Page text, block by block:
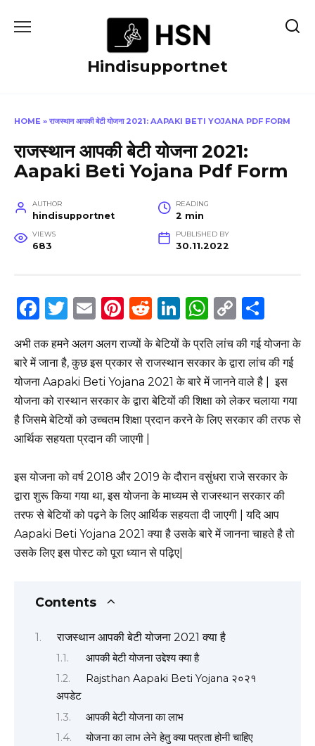
Hindisupportnet
HOME » राजस्थान आपकी बेटी योजना 2021: AAPAKI BETI YOJANA PDF FORM
राजस्थान आपकी बेटी योजना 2021:
Aapaki Beti Yojana Pdf Form
AUTHOR
hindisupportnet
READING
2 min
VIEWS
683
PUBLISHED BY
30.11.2022
F
c
e
b
o
o
T
it
te
r
E
ai
l
Pi
n
te
re
st
R
e
d
di
t
Li
n
k
e
dI
n
W
a
ts
A
p
C
p
y
Li
n
h
ar
e
अभी तक हमने अलग अलग राज्यों के बेटियों के प्रति लांच की गई योजना के
बारे में जाना है, कुछ इस प्रकार से राजस्थान सरकार के द्वारा लांच की गई
योजना Aapaki Beti Yojana 2021 के बारे में जानने वाले है | इस
योजना को रास्थान सरकार के द्वारा बेटियों की शिक्षा को लेकर चलाया गया
है जिसमे बेटियों को उच्चतम शिक्षा प्रदान करने के लिए सरकार की तरफ से
आर्थिक सहयता प्रदान की जाएगी |
इस योजना को वर्ष 2018 और 2019 के दौरान वसुंधरा राजे सरकार के
द्वारा शुरू किया गया था, इस योजना के माध्यम से राजस्थान सरकार की
तरफ से बेटियों को पढ़ने के लिए आर्थिक सहयता दी जाएगी | यदि आप
Aapaki Beti Yojana 2021 क्या है उसके बारे में जानना चाहते है तो
उसके लिए इस पोस्ट को पूरा ध्यान से पढ़िए|
Contents
राजस्थान आपकी बेटी योजना 2021 क्या है
आपकी बेटी योजना उद्देश्य क्या है
Rajsthan Aapaki Beti Yojana २०२१
अपडेट
आपकी बेटी योजना का लाभ
योजना का लाभ लेने हेतु क्या पत्रता होनी चाहिए